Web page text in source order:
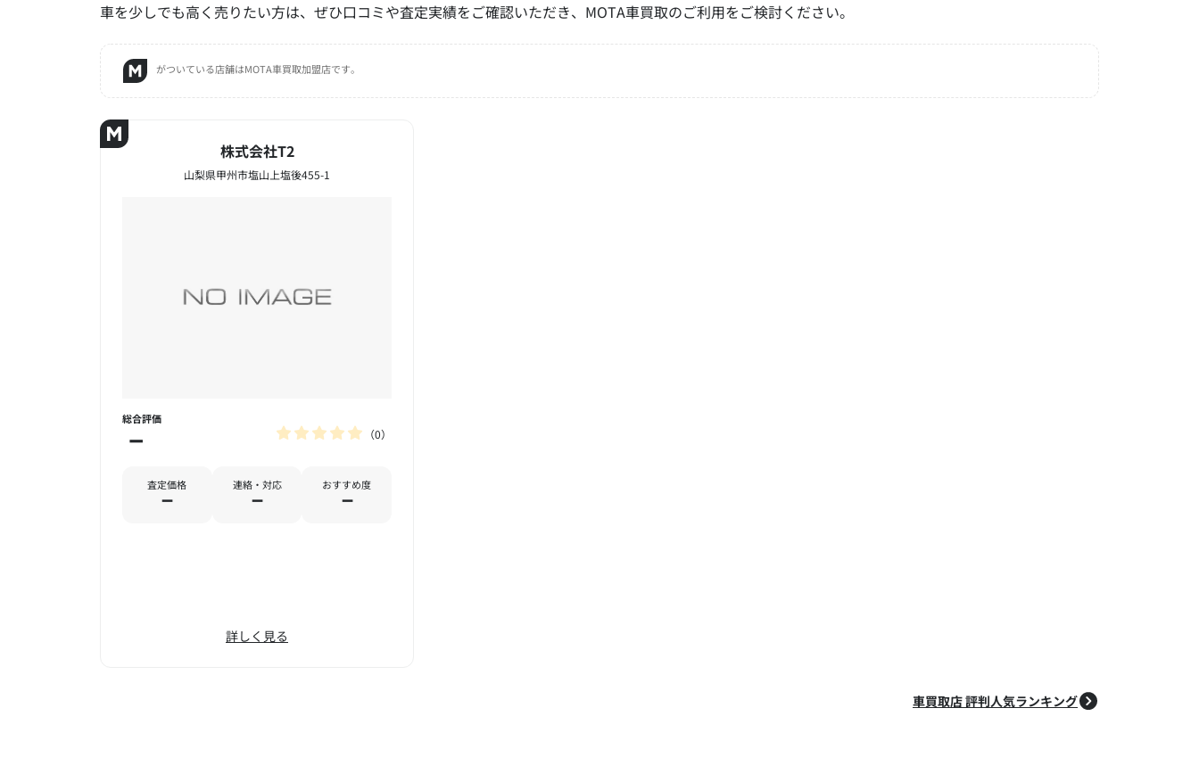
車を少しでも高く売りたい方は、ぜひ口コミや査定実績をご確認いただき、MOTA車買取のご利用をご検討ください。
がついている店舗はMOTA車買取加盟店です。
株式会社T2
山梨県甲州市塩山上塩後455-1
総合評価
－ 0
査定価格
－
連絡・対応
－
おすすめ度
－
詳しく見る
車買取店 評判人気ランキング